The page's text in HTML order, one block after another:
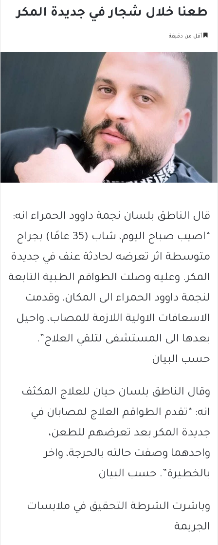
طعنا خلال شجار في جديدة المكر
أقل من دقيقة
قال الناطق بلسان نجمة داوود الحمراء انه:
“اصيب صباح اليوم، شاب (35 عامًا) بجراح
متوسطة اثر تعرضه لحادثة عنف في جديدة
المكر. وعليه وصلت الطواقم الطبية التابعة
لنجمة داوود الحمراء الى المكان، وقدمت
الاسعافات الاولية اللازمة للمصاب، واحيل
بعدها الى المستشفى لتلقي العلاج”.
حسب البيان
وقال الناطق بلسان حيان للعلاج المكثف
انه: “تقدم الطواقم العلاج لمصابان في
جديدة المكر بعد تعرضهم للطعن،
واحدهما وصفت حالته بالحرجة، واخر
بالخطيرة”. حسب البيان
وباشرت الشرطة التحقيق في ملابسات
الجريمة